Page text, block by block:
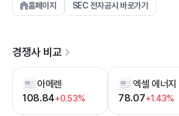
홈페이지 SEC 전자공시 바로가기
경쟁사 비교
아메렌
108.84+0.53%
엑셀 에너지
78.07+1.43%